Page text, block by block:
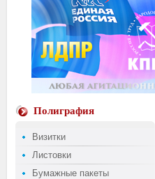
Полиграфия
Визитки
Листовки
Бумажные пакеты